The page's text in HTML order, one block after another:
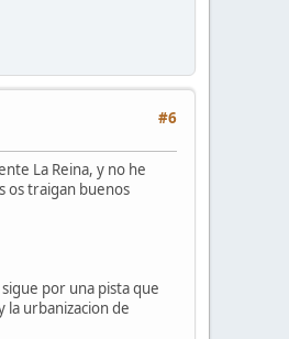
#6
La Reina, y no he
os traigan buenos
por una pista que
la urbanizacion de